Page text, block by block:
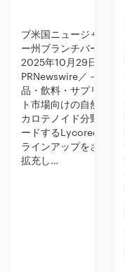
ブ米国ニュージャージ
ー州ブランチバーグ、
2025年10月29日／
PRNewswire／－食
品・飲料・サプリメン
ト市場向けの自然由来
カロテノイド分野をリ
ードするLycoredは、
ラインアップをさらに
拡充し…